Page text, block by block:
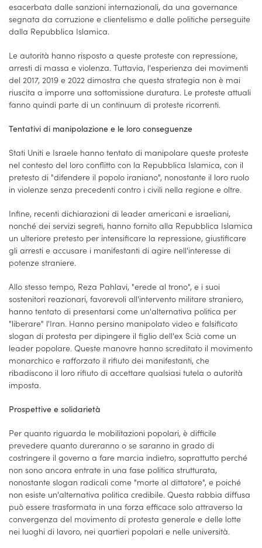
esacerbata dalle sanzioni internazionali, da una governance
segnata da corruzione e clientelismo e dalle politiche perseguite
dalla Repubblica Islamica.
Le autorità hanno risposto a queste proteste con repressione,
arresti di massa e violenza. Tuttavia, l'esperienza dei movimenti
del 2017, 2019 e 2022 dimostra che questa strategia non è mai
riuscita a imporre una sottomissione duratura. Le proteste attuali
fanno quindi parte di un continuum di proteste ricorrenti.
Tentativi di manipolazione e le loro conseguenze
Stati Uniti e Israele hanno tentato di manipolare queste proteste
nel contesto del loro conflitto con la Repubblica Islamica, con il
pretesto di "difendere il popolo iraniano", nonostante il loro ruolo
in violenze senza precedenti contro i civili nella regione e oltre.
Infine, recenti dichiarazioni di leader americani e israeliani,
nonché dei servizi segreti, hanno fornito alla Repubblica Islamica
un ulteriore pretesto per intensificare la repressione, giustificare
gli arresti e accusare i manifestanti di agire nell'interesse di
potenze straniere.
Allo stesso tempo, Reza Pahlavi, "erede al trono", e i suoi
sostenitori reazionari, favorevoli all'intervento militare straniero,
hanno tentato di presentarsi come un'alternativa politica per
"liberare" l'Iran. Hanno persino manipolato video e falsificato
slogan di protesta per dipingere il figlio dell'ex Scià come un
leader popolare. Queste manovre hanno screditato il movimento
monarchico e rafforzato il rifiuto dei manifestanti, che
ribadiscono il loro rifiuto di accettare qualsiasi tutela o autorità
imposta.
Prospettive e solidarietà
Per quanto riguarda le mobilitazioni popolari, è difficile
prevedere quanto dureranno o se saranno in grado di
costringere il governo a fare marcia indietro, soprattutto perché
non sono ancora entrate in una fase politica strutturata,
nonostante slogan radicali come "morte al dittatore", e poiché
non esiste un'alternativa politica credibile. Questa rabbia diffusa
può essere trasformata in una forza efficace solo attraverso la
convergenza del movimento di protesta generale e delle lotte
nei luoghi di lavoro, nei quartieri popolari e nelle università.